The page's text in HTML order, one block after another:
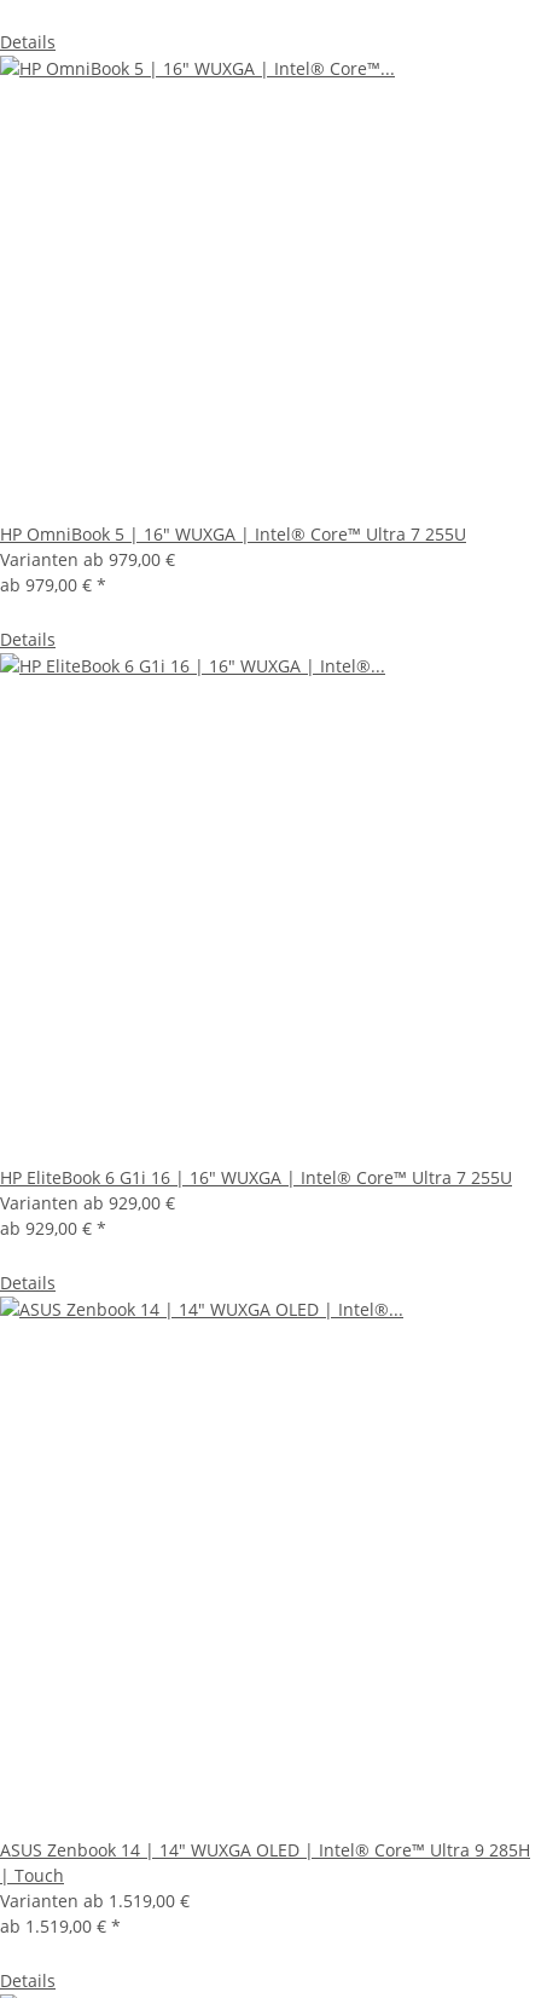
Details
HP OmniBook 5 | 16" WUXGA | Intel® Core™ Ultra 7 255U
Varianten ab 979,00 €
ab 979,00 € *
Details
HP EliteBook 6 G1i 16 | 16" WUXGA | Intel® Core™ Ultra 7 255U
Varianten ab 929,00 €
ab 929,00 € *
Details
ASUS Zenbook 14 | 14" WUXGA OLED | Intel® Core™ Ultra 9 285H
| Touch
Varianten ab 1.519,00 €
ab 1.519,00 € *
Details